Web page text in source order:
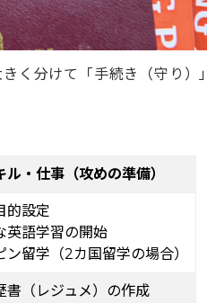
を作成
く分けて「手続き（守り）」
ル・仕事（攻めの準備）
的設定
英語学習の開始
ン留学（2カ国留学の場合）
書（レジュメ）の作成